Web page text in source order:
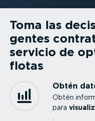
Toma las
gentes
servicio de
flotas
Obtén
Obtén
para